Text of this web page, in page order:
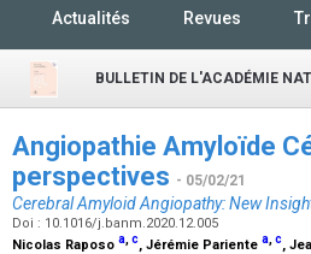
Actualités Revues
BULLETIN DE L'ACADÉMIE
Angiopathie Amyloïde
perspectives - 05/02/21
Cerebral Amyloid Angiopathy: New
Doi : 10.1016/j.banm.2020.12.005
Nicolas Raposo a c, Jérémie Pariente a c,